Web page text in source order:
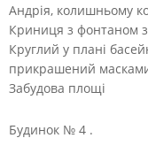
Андрія, колишньому
Криниця з фонтаном
Круглий у плані
прикрашений
Забудова площі
Будинок № 4 .